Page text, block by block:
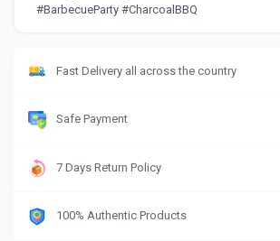
#BarbecueParty #CharcoalBBQ
Fast Delivery all across the country
Safe Payment
7 Days Return Policy
100% Authentic Products